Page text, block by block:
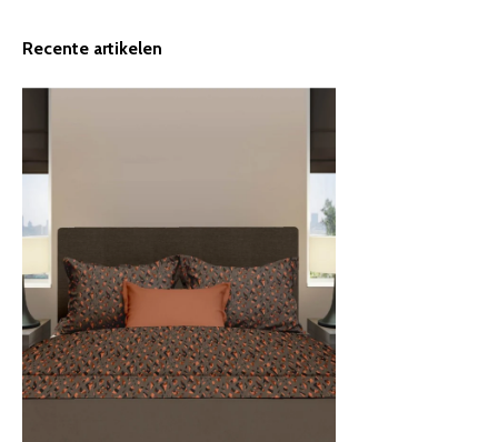
Recente artikelen